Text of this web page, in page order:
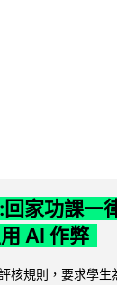
家功課一
AI 作弊
核規則，要求學生